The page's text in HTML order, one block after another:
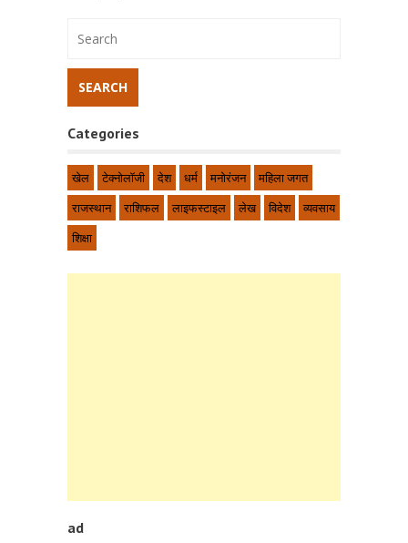
Categories
खेल टेक्नोलॉजी देश धर्म मनोरंजन
महिला जगत
राजस्थान
राशिफल लाइफस्टाइल लेख विदेश
व्यवसाय
शिक्षा
ad